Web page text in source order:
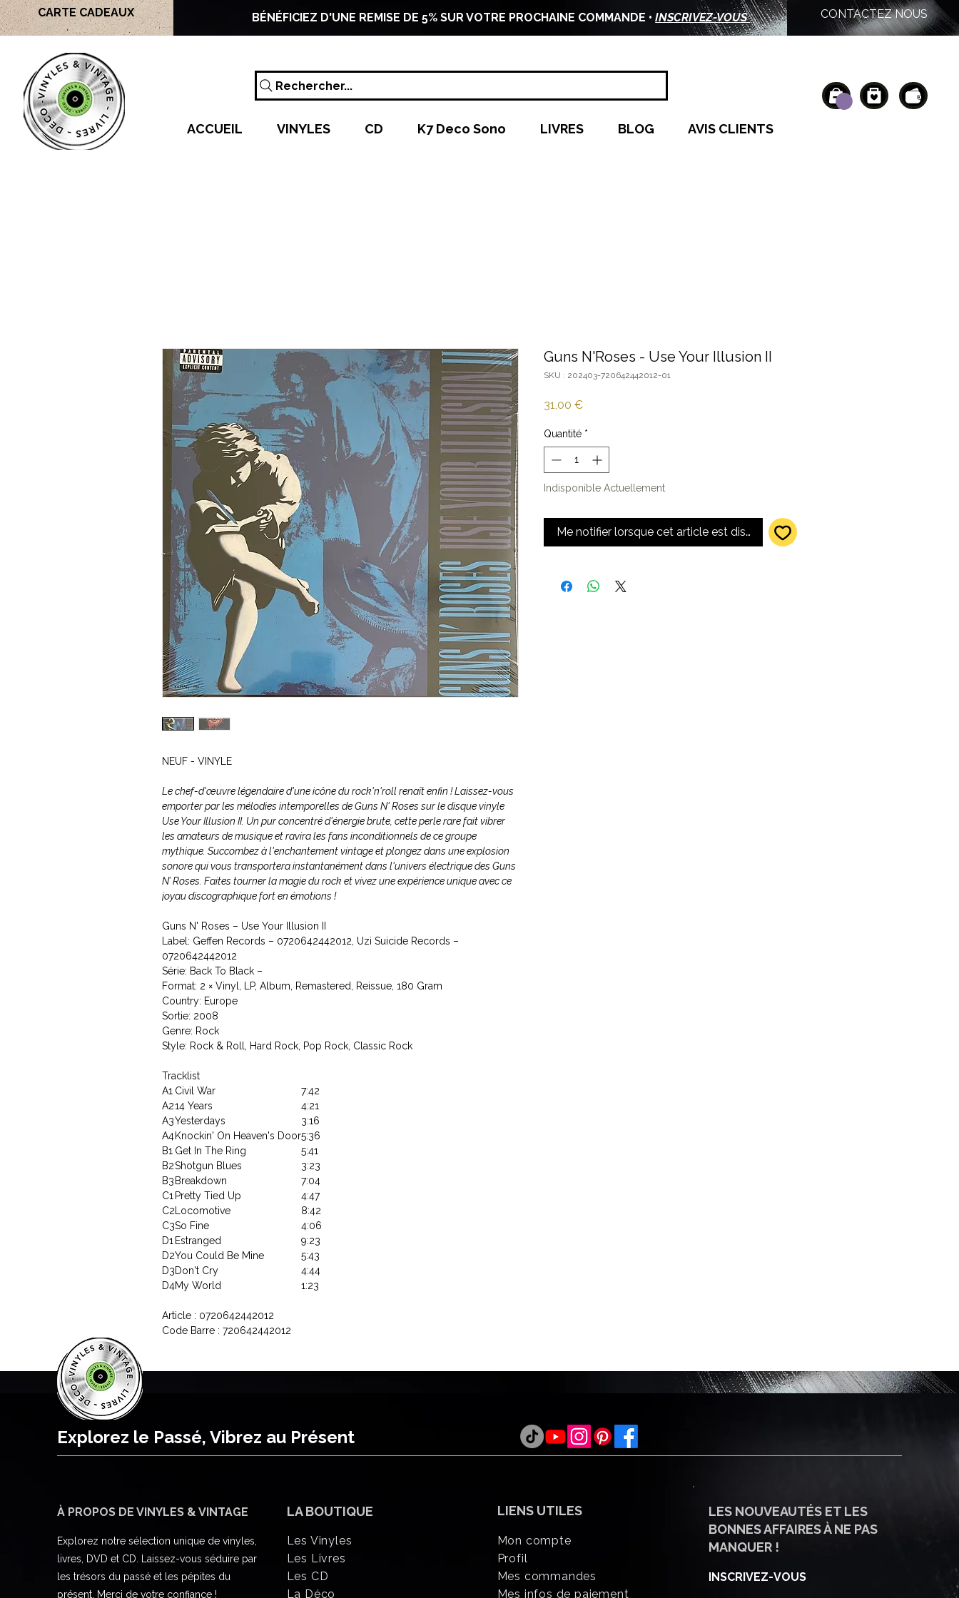
CARTE CADEAUX BÉNÉFICIEZ D'UNE REMISE DE 5% SUR VOTRE PROCHAINE COMMANDE •INSCRIVEZ-VOUS CONTACTEZ NOUS
Rechercher...
ACCUEIL VINYLES CD K7 Deco Sono LIVRES BLOG AVIS CLIENTS
NEUF - VINYLE
Le chef-d'œuvre légendaire d'une icône du rock'n'roll renaît enfin ! Laissez-vous
emporter par les mélodies intemporelles de Guns N' Roses sur le disque vinyle
Use Your Illusion II. Un pur concentré d'énergie brute, cette perle rare fait vibrer
les amateurs de musique et ravira les fans inconditionnels de ce groupe
mythique. Succombez à l'enchantement vintage et plongez dans une explosion
sonore qui vous transportera instantanément dans l'univers électrique des Guns
N’ Roses. Faites tourner la magie du rock et vivez une expérience unique avec ce
joyau discographique fort en émotions !
Guns N' Roses ‎– Use Your Illusion II
Label: Geffen Records ‎– 0720642442012, Uzi Suicide Records ‎–
0720642442012
Série: Back To Black –
Format: 2 × Vinyl, LP, Album, Remastered, Reissue, 180 Gram
Country: Europe
Sortie: 2008
Genre: Rock
Style: Rock & Roll, Hard Rock, Pop Rock, Classic Rock
Tracklist
A1 Civil War
7:42
A214 Years
4:21
A3Yesterdays
3:16
A4Knockin' On Heaven's Door5:36
B1 Get In The Ring
5:41
B2Shotgun Blues
3:23
B3 Breakdown
7:04
C1 Pretty Tied Up
4:47
C2 Locomotive
8:42
C3So Fine
4:06
D1 Estranged
9:23
D2You Could Be Mine
5:43
D3Don't Cry
4:44
D4My World 1:23
Article : 0720642442012
Code Barre : 720642442012
Guns N'Roses - Use Your Illusion II
SKU : 202403-720642442012-01
31,00 €Prix
Quantité *
Indisponible Actuellement
Me notifier lorsque cet article est disponible
Explorez le Passé, Vibrez au Présent
À PROPOS DE VINYLES & VINTAGE
Explorez notre sélection unique de vinyles,
livres, DVD et CD. Laissez-vous séduire par
les trésors du passé et les pépites du
présent. Merci de votre confiance !
LA BOUTIQUE
Les Vinyles
Les Livres
Les CD
La Déco
LIENS UTILES
Mon compte
Profil
Mes commandes
Mes infos de paiement
LES NOUVEAUTÉS ET LES
BONNES AFFAIRES À NE PAS
MANQUER !
INSCRIVEZ-VOUS